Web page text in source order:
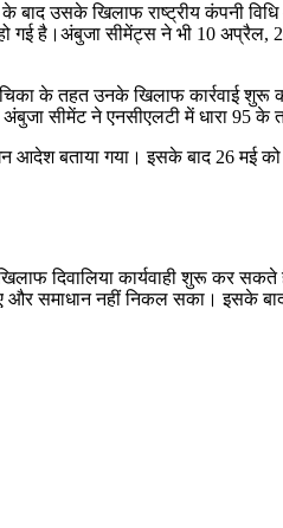
उसके खिलाफ राष्ट्रीय कंपनी विधि
है।अंबुजा सीमेंट्स ने भी 10 अप्रैल,
के तहत उनके खिलाफ कार्रवाई
अंबुजा सीमेंट ने एनसीएलटी में धारा 95
आदेश बताया गया। इसके बाद 26 मई
दिवालिया कार्यवाही शुरू कर
समाधान नहीं निकल सका। इसके